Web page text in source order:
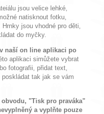
jsou velice lehké,
natisknout fotku,
jsou vhodné pro děti,
do myčky.
naší on line aplikaci po
aplikaci simůžete vybrat
fotografii, přidat text,
tak jak se vám
"Tisk pro praváka"
a vyplňte pouze